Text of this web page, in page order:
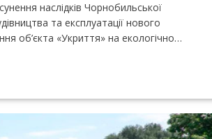
наслідків Чорнобильської
та експлуатації нового
об’єкта «Укриття» на екологічно…